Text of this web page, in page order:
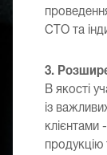
СТО та
3.
В якості
із
клієнтами
продукцію